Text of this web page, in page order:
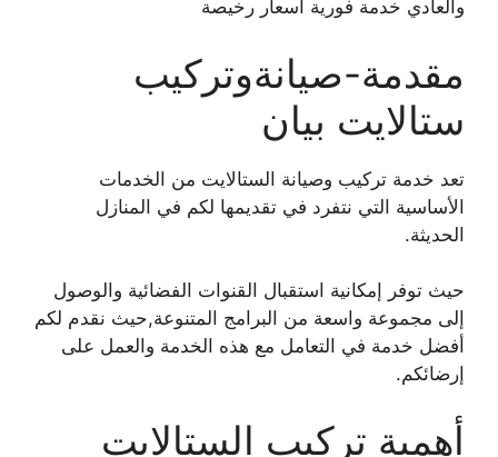
والعادي خدمة فورية أسعار رخيصة
مقدمة-صيانةوتركيب
ستالايت بيان
تعد خدمة تركيب وصيانة الستالايت من الخدمات
الأساسية التي نتفرد في تقديمها لكم في المنازل
الحديثة.
حيث توفر إمكانية استقبال القنوات الفضائية والوصول
إلى مجموعة واسعة من البرامج المتنوعة,حيث نقدم لكم
أفضل خدمة في التعامل مع هذه الخدمة والعمل على
إرضائكم.
أهمية تركيب الستالايت